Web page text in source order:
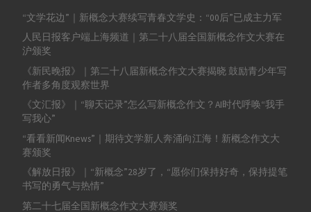
“文学花边”｜新概念大赛续写青春文学史：“00后”已成主力军
人民日报客户端上海频道｜第二十八届全国新概念作文大赛在
沪颁奖
《新民晚报》｜第二十八届新概念作文大赛揭晓 鼓励青少年写
作者多角度观察世界
《文汇报》｜“聊天记录”怎么写新概念作文？AI时代呼唤“我手
写我心”
“看看新闻Knews”｜期待文学新人奔涌向江海！新概念作文大
赛颁奖
《解放日报》｜“新概念”28岁了，“愿你们保持好奇，保持提笔
书写的勇气与热情”
第二十七届全国新概念作文大赛颁奖